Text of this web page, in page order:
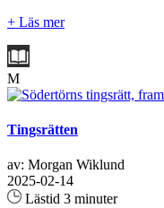
+ Läs mer
M
Tingsrätten
av: Morgan Wiklund
2025-02-14
Lästid 3 minuter